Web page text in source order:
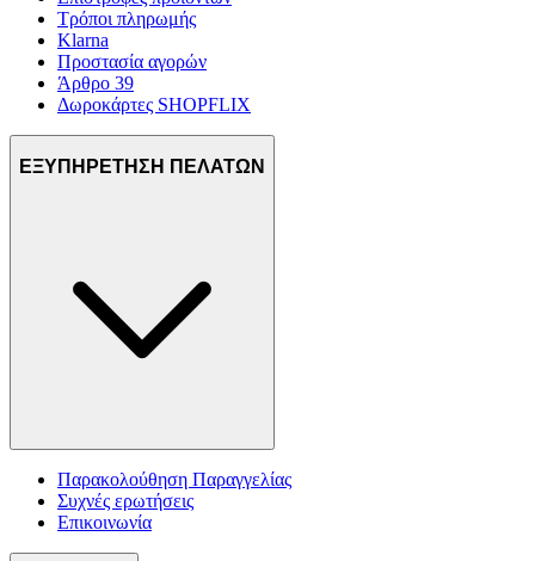
Τρόποι πληρωμής
Klarna
Προστασία αγορών
Άρθρο 39
Δωροκάρτες SHOPFLIX
ΕΞΥΠΗΡΕΤΗΣΗ ΠΕΛΑΤΩΝ
Παρακολούθηση Παραγγελίας
Συχνές ερωτήσεις
Επικοινωνία